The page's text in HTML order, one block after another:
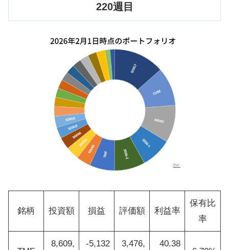
220週目
銘柄 投資額 損益 評価額 利益率
保有比
率
8,609, -5,132 3,476, 40.38